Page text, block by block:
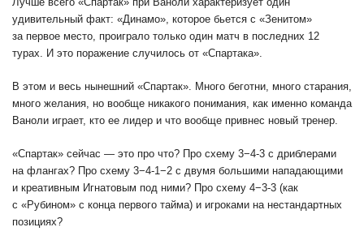
удивительный факт: «Динамо», которое бьется с «Зенитом»
за первое место, проиграло только один матч в последних 12
турах. И это поражение случилось от «Спартака».
В этом и весь нынешний «Спартак». Много беготни, много старания,
много желания, но вообще никакого понимания, как именно команда
Ваноли играет, кто ее лидер и что вообще привнес новый тренер.
«Спартак» сейчас — это про что? Про схему 3−4-3 с дриблерами
на флангах? Про схему 3−4-1−2 с двумя большими нападающими
и креативным Игнатовым под ними? Про схему 4−3-3 (как
с «Рубином» с конца первого тайма) и игроками на нестандартных
позициях?